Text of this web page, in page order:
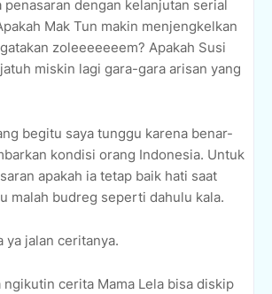
penasaran dengan kelanjutan serial
Mak Tun makin menjengkelkan
zoleeeeeeem? Apakah Susi
miskin lagi gara-gara arisan yang
begitu saya tunggu karena benar-
kondisi orang Indonesia. Untuk
apakah ia tetap baik hati saat
malah budreg seperti dahulu kala.
ya jalan ceritanya.
ngikutin cerita Mama Lela bisa diskip